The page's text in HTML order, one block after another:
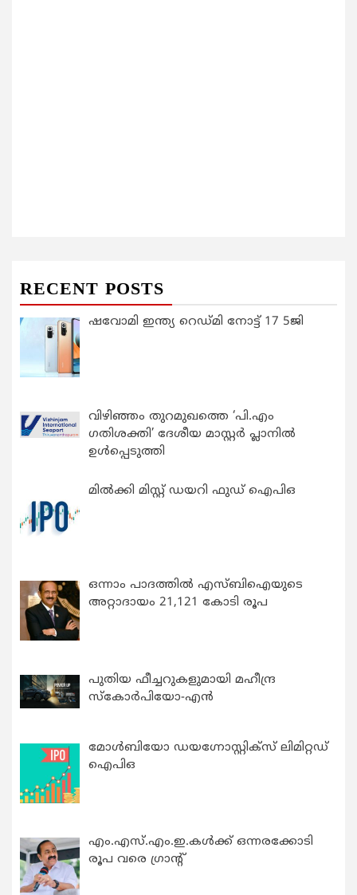
RECENT POSTS
ഷവോമി ഇന്ത്യ റെഡ്മി നോട്ട് 17 5ജി
വിഴിഞ്ഞം തുറമുഖത്തെ ‘പി.എം
ഗതിശക്തി’ ദേശീയ മാസ്റ്റർ പ്ലാനിൽ
ഉൾപ്പെടുത്തി
മിൽക്കി മിസ്റ്റ് ഡയറി ഫുഡ് ഐപിഒ
ഒന്നാം പാദത്തിൽ എസ്ബിഐയുടെ
അറ്റാദായം 21,121 കോടി രൂപ
പുതിയ ഫീച്ചറുകളുമായി മഹീന്ദ്ര
സ്കോർപിയോ-എൻ
മോൾബിയോ ഡയഗ്നോസ്റ്റിക്സ് ലിമിറ്റഡ്
ഐപിഒ
എം.എസ്.എം.ഇ.കൾക്ക് ഒന്നരക്കോടി
രൂപ വരെ ഗ്രാന്റ്